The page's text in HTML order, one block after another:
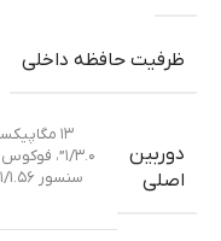
ظرفیت حافظه داخلی
دوربین
اصلی
۱/۳.۰”، فوکوس خودکار)